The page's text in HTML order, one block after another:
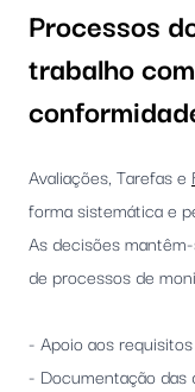
Processos
trabalho
Avaliações, Tarefas e
forma sistemática e
As decisões
de processos de
- Apoio aos
- Documentação das